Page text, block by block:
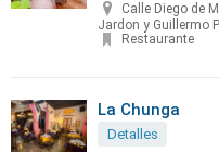
Calle Diego de
Jardon y Guillermo
Restaurante
La Chunga
Detalles